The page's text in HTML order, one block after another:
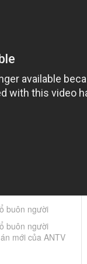
buôn người
buôn người
mới của ANTV